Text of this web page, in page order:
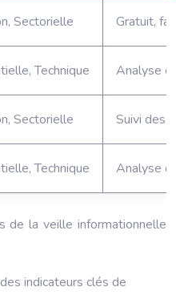
Sectorielle Gratuit,
Technique Analyse
Sectorielle Suivi des
Technique Analyse
de la veille informationnelle
indicateurs clés de